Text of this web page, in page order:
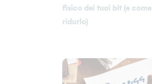
fisico dei tuoi bit (e come
ridurlo)